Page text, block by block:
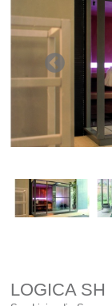
Outlet
LOGICA SH